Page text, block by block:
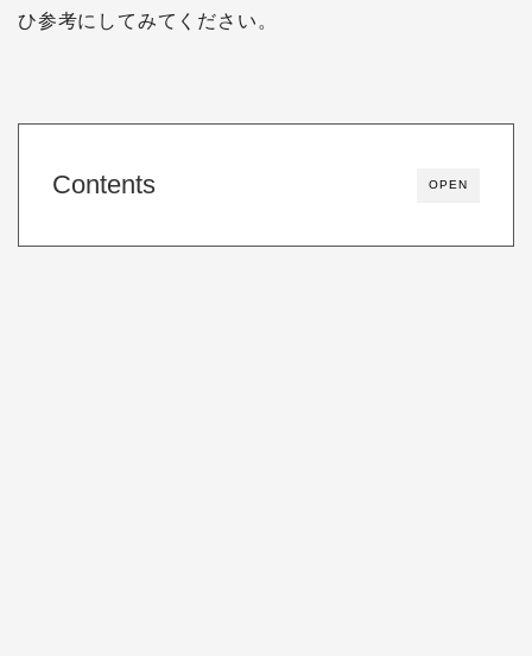
ひ参考にしてみてください。
OPEN
Contents